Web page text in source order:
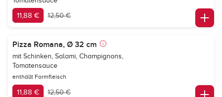
11,88 € 12,50 €
Pizza Romana, Ø 32 cm
mit Schinken, Salami, Champignons,
Tomatensauce
enthällt Formfleisch
11,88 € 12,50 €